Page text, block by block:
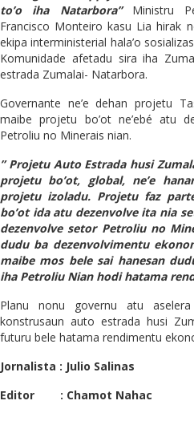
to’o iha Natarbora”Ministru
Francisco Monteiro kasu Lia hirak
ekipa interministerial hala’o
Komunidade afetadu sira iha
estrada Zumalai- Natarbora.
Governante ne’e dehan projetu
maibe projetu bo’ot ne’ebé atu
Petroliu no Minerais nian.
” Projetu Auto Estrada husi
projetu bo’ot, global, ne’e
projetu izoladu. Projetu faz
bo’ot ida atu dezenvolve ita nia
dezenvolve setor Petroliu no
dudu ba dezenvolvimentu
maibe mos bele sai hanesan
iha Petroliu Nian hodi hatama
Planu nonu governu atu
konstrusaun auto estrada husi
futuru bele hatama rendimentu
Jornalista : Julio Salinas
Editor : Chamot Nahac